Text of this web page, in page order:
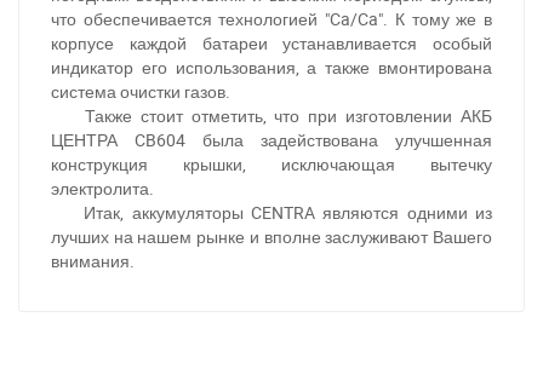
что обеспечивается технологией "Ca/Ca". К тому же в
корпусе каждой батареи устанавливается особый
индикатор его использования, а также вмонтирована
система очистки газов.
Также стоит отметить, что при изготовлении АКБ
ЦЕНТРА CB604 была задействована улучшенная
конструкция крышки, исключающая вытечку
электролита.
Итак, аккумуляторы CENTRA являются одними из
лучших на нашем рынке и вполне заслуживают Вашего
внимания.